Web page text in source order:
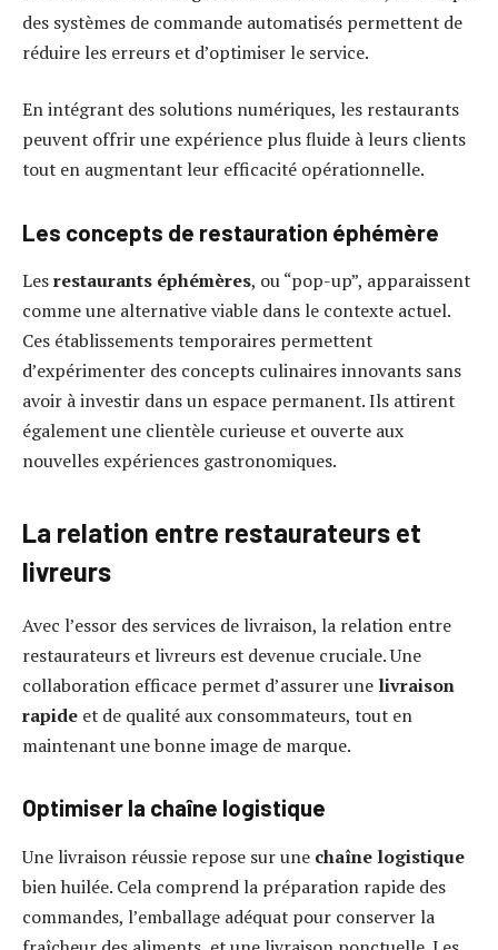
des systèmes de commande automatisés permettent de
réduire les erreurs et d’optimiser le service.
En intégrant des solutions numériques, les restaurants
peuvent offrir une expérience plus fluide à leurs clients
tout en augmentant leur efficacité opérationnelle.
Les concepts de restauration éphémère
Lesrestaurants éphémères, ou “pop-up”, apparaissent
comme une alternative viable dans le contexte actuel.
Ces établissements temporaires permettent
d’expérimenter des concepts culinaires innovants sans
avoir à investir dans un espace permanent. Ils attirent
également une clientèle curieuse et ouverte aux
nouvelles expériences gastronomiques.
La relation entre restaurateurs et
livreurs
Avec l’essor des services de livraison, la relation entre
restaurateurs et livreurs est devenue cruciale. Une
collaboration efficace permet d’assurer une livraison
rapide et de qualité aux consommateurs, tout en
maintenant une bonne image de marque.
Optimiser la chaîne logistique
Une livraison réussie repose sur une chaîne logistique
bien huilée. Cela comprend la préparation rapide des
commandes, l’emballage adéquat pour conserver la